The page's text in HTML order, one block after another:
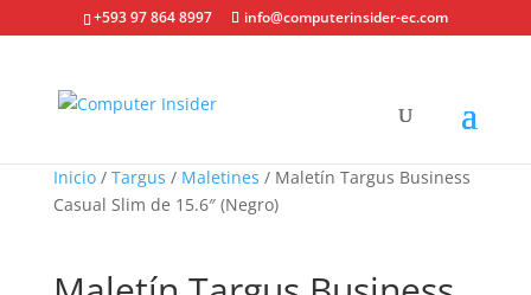
+593 97 864 8997 info@computerinsider-ec.com
Inicio/ Targus / Maletines / Maletín Targus Business
Casual Slim de 15.6″ (Negro)